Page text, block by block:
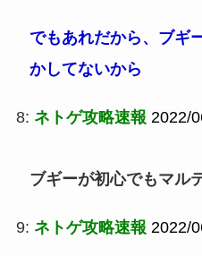
でもあれだから、ブギ
かしてないから
8: ネトゲ攻略速報 2022/
ブギーが初心でもマル
9: ネトゲ攻略速報 2022/